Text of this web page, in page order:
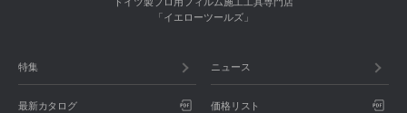
「イエローツールズ」
特集 ニュース
最新カタログ 価格リスト